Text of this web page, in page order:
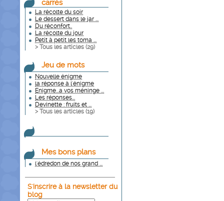
carrés
La récolte du soir
Le dessert dans le jar ...
Du réconfort..
La récolte du jour
Petit à petit les toma ...
> Tous les articles (29)
Jeu de mots
Nouvelle énigme
la réponse à l'énigme
Enigme...a vos méninge ...
Les réponses...
Devinette : fruits et ...
> Tous les articles (19)
Mes bons plans
l'édredon de nos grand ...
S'inscrire à la newsletter du
blog